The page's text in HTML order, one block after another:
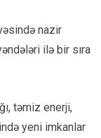
nazir
ilə bir sıra
təmiz enerji,
yeni imkanlar